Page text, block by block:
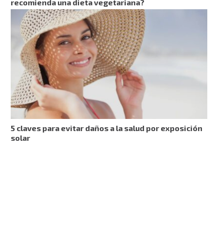
recomienda una dieta vegetariana?
5 claves para evitar daños a la salud por exposición
solar